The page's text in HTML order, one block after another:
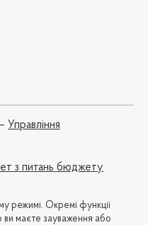
Управління
з питань бюджету
режимі. Окремі функції
маєте зауваження або